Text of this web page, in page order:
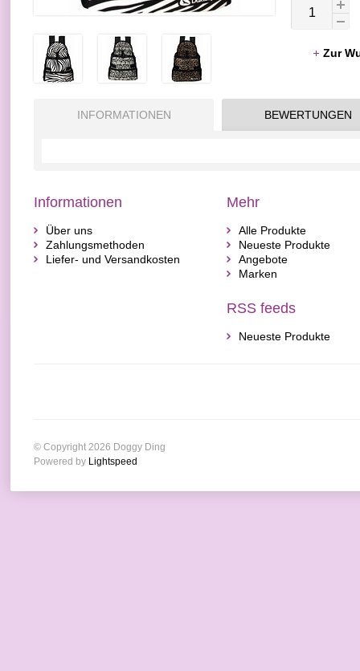
Zur
INFORMATIONEN BEWERTUNGEN
Informationen
Über uns
Zahlungsmethoden
Liefer- und Versandkosten
Mehr
Alle Produkte
Neueste Produkte
Angebote
Marken
RSS feeds
Neueste Produkte
© Copyright 2026 Doggy Ding
Powered by Lightspeed